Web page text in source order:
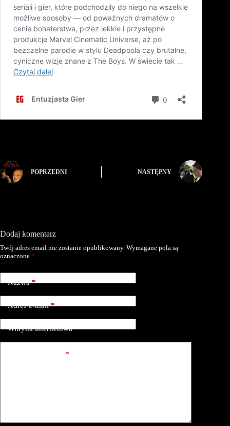
POPRZEDNI NASTĘPNY
Dodaj komentarz
Twój adres email nie zostanie opublikowany. Wymagane pola są
oznaczone *
Nazwa*
Adres e-mail*
Witryna internetowa
*